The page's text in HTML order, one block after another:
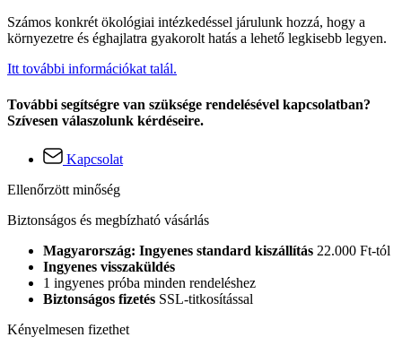
Számos konkrét ökológiai intézkedéssel járulunk hozzá, hogy a
környezetre és éghajlatra gyakorolt hatás a lehető legkisebb legyen.
Itt további információkat talál.
További segítségre van szüksége rendelésével kapcsolatban?
Szívesen válaszolunk kérdéseire.
Kapcsolat
Ellenőrzött minőség
Biztonságos és megbízható vásárlás
Magyarország: Ingyenes standard kiszállítás 22.000 Ft-tól
Ingyenes visszaküldés
1 ingyenes próba minden rendeléshez
Biztonságos fizetés SSL-titkosítással
Kényelmesen fizethet